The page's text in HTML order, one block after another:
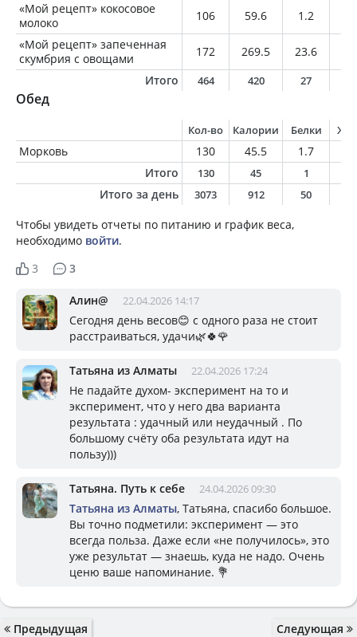
«Мой рецепт» кокосовое
молоко
106 59.6 1.2
«Мой рецепт» запеченная
скумбрия с овощами
172 269.5 23.6
Итого
464 420 27
Обед
Кол-во Калории Белки
Морковь 130 45.5 1.7
Итого
130 45 1
Итого за день 3073 912 50
Чтобы увидеть отчеты по питанию и график веса,
необходимо войти.
3
3
Алин@ 22.04.2026 14:17
Сегодня день весов😊 с одного раза не стоит
расстраиваться, удачи🌿🍀🌹
Татьяна из Алматы 22.04.2026 17:24
Не падайте духом- эксперимент на то и
эксперимент, что у него два варианта
результата : удачный или неудачный . По
большому счёту оба результата идут на
пользу)))
Татьяна. Путь к себе 24.04.2026 09:30
Татьяна из Алматы, Татьяна, спасибо большое.
Вы точно подметили: эксперимент — это
всегда польза. Даже если «не получилось», это
уже результат — знаешь, куда не надо. Очень
ценю ваше напоминание. 💐
Предыдущая Следующая